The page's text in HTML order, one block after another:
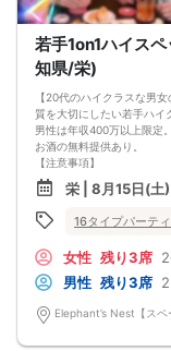
若手1on1ハイス
知県/栄)
【20代のハイクラスな男
質を大切にしたい若手ハイ
男性は年収400万以上限定
お酒の無料提供あり。
【注意事項】
■当日の持ち物
・公的身分証明書 ※ご提示
■留意事項
・最善を尽くしております
交通費等の補償は致しかね
・当日は時間に余裕をもっ
する場合がございます。
【その他】
■最小催行人数
栄 | 8月15日(土
16タイプパーティ
女性 残り3席
男性 残り3席
Elephant’s Nest【ス